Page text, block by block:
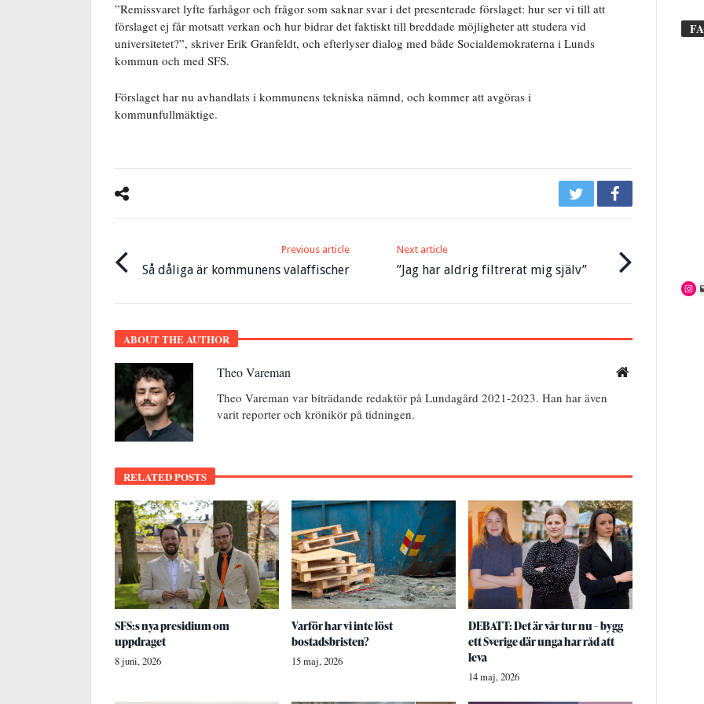
”Remissvaret lyfte farhågor och frågor som saknar svar i det presenterade förslaget: hur ser vi till att
förslaget ej får motsatt verkan och hur bidrar det faktiskt till breddade möjligheter att studera vid
universitetet?”, skriver Erik Granfeldt, och efterlyser dialog med både Socialdemokraterna i Lunds
kommun och med SFS.
Förslaget har nu avhandlats i kommunens tekniska nämnd, och kommer att avgöras i
kommunfullmäktige.
Previous article
Så dåliga är kommunens valaffischer
Next article
”Jag har aldrig filtrerat mig själv”
ABOUT THE AUTHOR
Theo Vareman
Theo Vareman var biträdande redaktör på Lundagård 2021-2023. Han har även
varit reporter och krönikör på tidningen.
RELATED POSTS
SFS:s nya presidium om
uppdraget
8 juni, 2026
Varför har vi inte löst
bostadsbristen?
15 maj, 2026
DEBATT: Det är vår tur nu – bygg
ett Sverige där unga har råd att
leva
14 maj, 2026